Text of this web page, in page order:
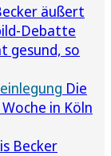
äußert
Debatte
gesund, so
Die
in Köln
Becker